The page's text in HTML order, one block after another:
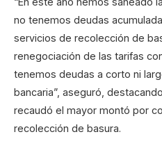
no tenemos deudas
servicios de recolección de
renegociación de las tarifas
tenemos deudas a corto ni
bancaria”, aseguró,
recaudó el mayor montó por
recolección de basura.